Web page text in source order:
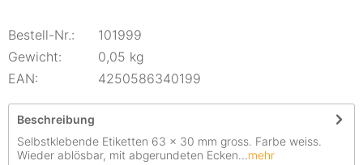
Bestell-Nr.:
101999
Gewicht:
0,05 kg
EAN:
4250586340199
Beschreibung
Selbstklebende Etiketten 63 x 30 mm gross. Farbe weiss.
Wieder ablösbar, mit abgerundeten Ecken...mehr